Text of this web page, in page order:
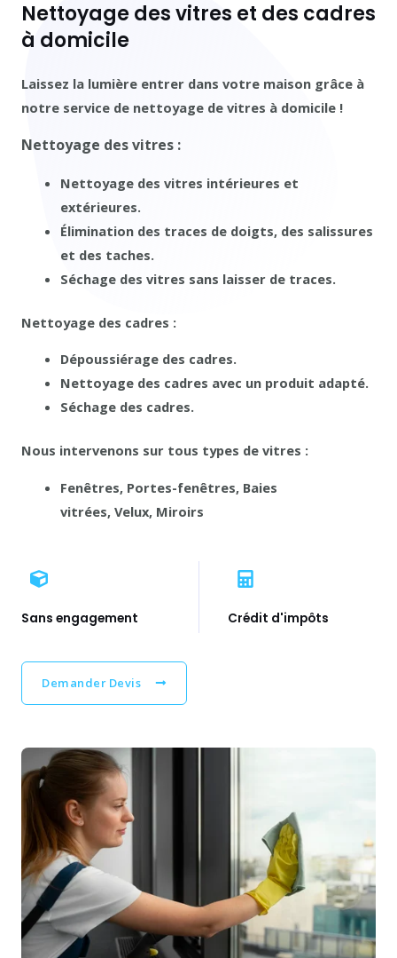
Nettoyage des vitres et des cadres
à domicile
Laissez la lumière entrer dans votre maison grâce à
notre service de nettoyage de vitres à domicile !
Nettoyage des vitres :
Nettoyage des vitres intérieures et
extérieures.
Élimination des traces de doigts, des salissures
et des taches.
Séchage des vitres sans laisser de traces.
Nettoyage des cadres :
Dépoussiérage des cadres.
Nettoyage des cadres avec un produit adapté.
Séchage des cadres.
Nous intervenons sur tous types de vitres :
Fenêtres, Portes-fenêtres, Baies
vitrées, Velux, Miroirs
Sans engagement Crédit d'impôts
Demander Devis